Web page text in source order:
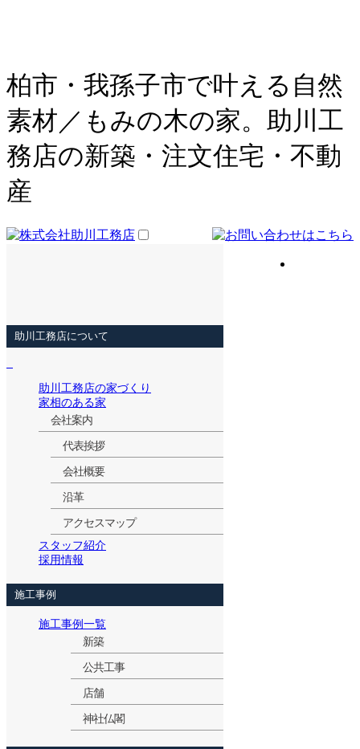
柏市・我孫子市で叶える自然
素材／もみの木の家。助川工
務店の新築・注文住宅・不動
産
助川工務店について
助川工務店の家づくり
家相のある家
会社案内
代表挨拶
会社概要
沿革
アクセスマップ
スタッフ紹介
採用情報
施工事例
施工事例一覧
新築
公共工事
店舗
神社仏閣